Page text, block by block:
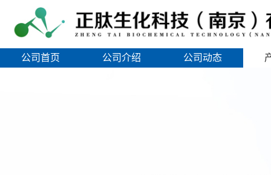
公司首页 公司介绍 公司动态